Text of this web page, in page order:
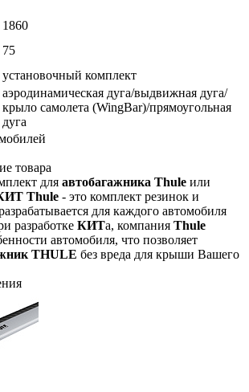
1860
75
установочный комплект
аэродинамическая дуга/выдвижная дуга/
крыло самолета (WingBar)/прямоугольная
дуга
товара
для автобагажника Thule или
Thule - это комплект резинок и
для каждого автомобиля
разработке КИТа, компания Thule
автомобиля, что позволяет
THULE без вреда для крыши Вашего